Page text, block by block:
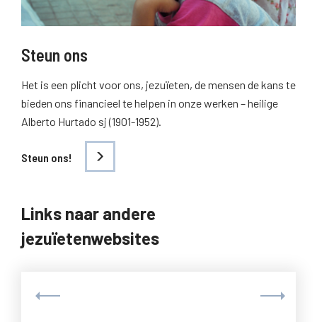
Steun ons
Het is een plicht voor ons, jezuïeten, de mensen de kans te
bieden ons financieel te helpen in onze werken – heilige
Alberto Hurtado sj (1901-1952).
Steun ons!
Links naar andere
jezuïetenwebsites